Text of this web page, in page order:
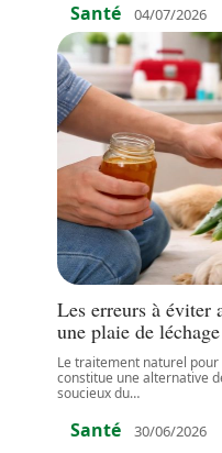
Santé 04/07/2026
Les erreurs à éviter
une plaie de
Le traitement naturel
constitue une alternative
soucieux du…
Santé 30/06/2026